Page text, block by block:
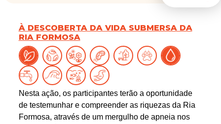
À DESCOBERTA DA VIDA SUBMERSA DA
RIA FORMOSA
Nesta ação, os participantes terão a oportunidade
de testemunhar e compreender as riquezas da Ria
Formosa, através de um mergulho de apneia nos